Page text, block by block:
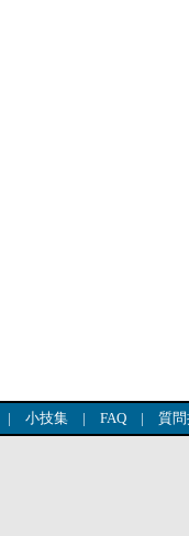
| 小技集 | FAQ | 質